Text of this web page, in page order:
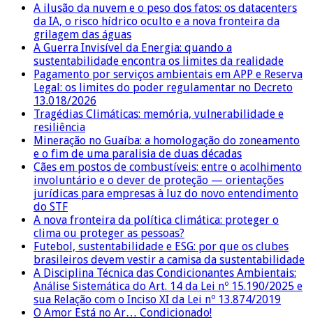
A ilusão da nuvem e o peso dos fatos: os datacenters
da IA, o risco hídrico oculto e a nova fronteira da
grilagem das águas
A Guerra Invisível da Energia: quando a
sustentabilidade encontra os limites da realidade
Pagamento por serviços ambientais em APP e Reserva
Legal: os limites do poder regulamentar no Decreto
13.018/2026
Tragédias Climáticas: memória, vulnerabilidade e
resiliência
Mineração no Guaíba: a homologação do zoneamento
e o fim de uma paralisia de duas décadas
Cães em postos de combustíveis: entre o acolhimento
involuntário e o dever de proteção — orientações
jurídicas para empresas à luz do novo entendimento
do STF
A nova fronteira da política climática: proteger o
clima ou proteger as pessoas?
Futebol, sustentabilidade e ESG: por que os clubes
brasileiros devem vestir a camisa da sustentabilidade
A Disciplina Técnica das Condicionantes Ambientais:
Análise Sistemática do Art. 14 da Lei nº 15.190/2025 e
sua Relação com o Inciso XI da Lei nº 13.874/2019
O Amor Está no Ar… Condicionado!